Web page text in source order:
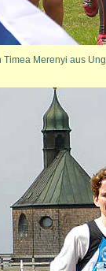
Timea Merenyi aus